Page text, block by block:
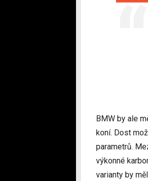
BMW by ale
koní. Dost
parametrů.
výkonné
varianty by